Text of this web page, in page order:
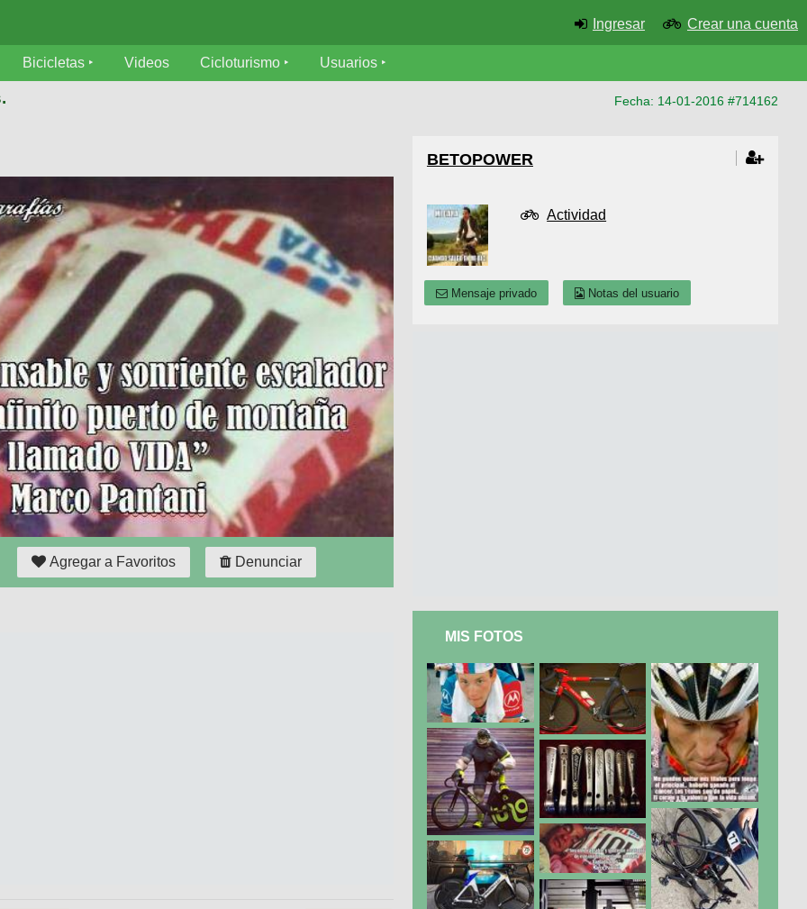
Ingresar Crear una cuenta
Bicicletas Videos Cicloturismo Usuarios
Fecha: 14-01-2016 #714162
Agregar a Favoritos Denunciar
BETOPOWER
Actividad
Mensaje privado Notas del usuario
MIS FOTOS